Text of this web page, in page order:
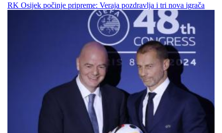
RK Osijek počinje pripreme: Veraja pozdravlja i tri nova igrača